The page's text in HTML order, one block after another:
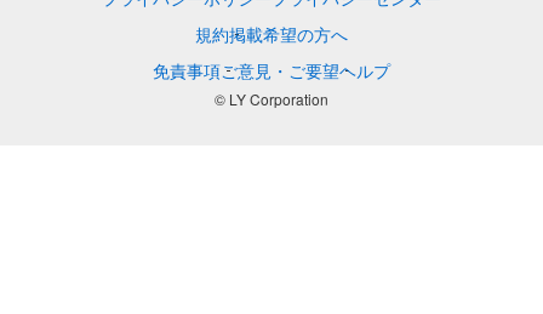
規約掲載希望の方へ
免責事項ご意見・ご要望ヘルプ
© LY Corporation